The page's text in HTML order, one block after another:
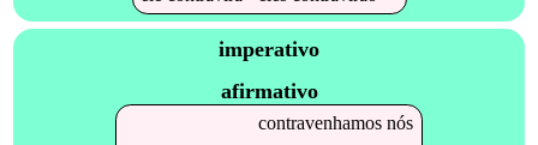
imperativo
afirmativo
contravenhamosnós